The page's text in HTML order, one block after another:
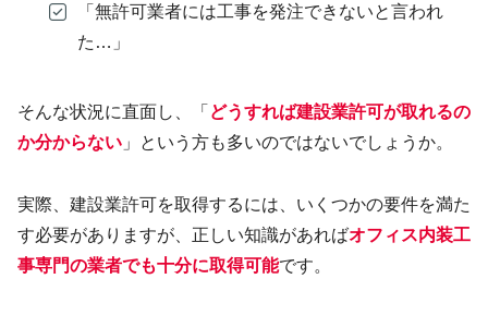
「無許可業者には工事を発注できないと言われ
た…」
そんな状況に直面し、「 どうすれば建設業許可が取れるの
か分からない 」という方も多いのではないでしょうか。
実際、建設業許可を取得するには、いくつかの要件を満た
す必要がありますが、正しい知識があればオフィス内装工
事専門の業者でも十分に取得可能です。